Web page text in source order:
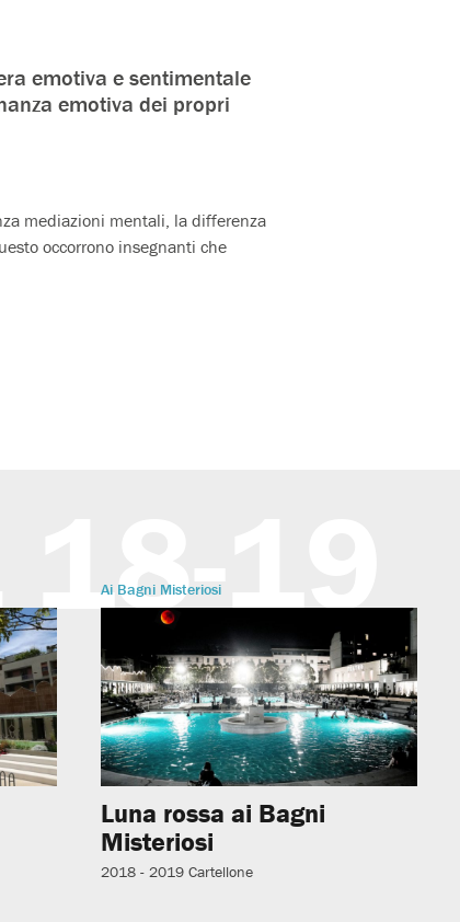
emotiva e sentimentale
emotiva dei propri
mediazioni mentali, la differenza
occorrono insegnanti che
18-19
Ai Bagni Misteriosi
Luna rossa ai Bagni
Misteriosi
2018 - 2019 Cartellone